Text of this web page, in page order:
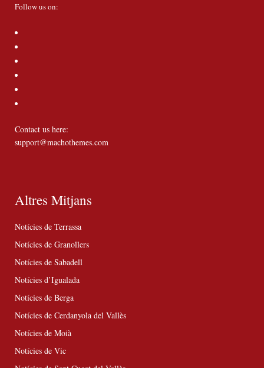
Follow us on:
Contact us here:
support@machothemes.com
Altres Mitjans
Notícies de Terrassa
Notícies de Granollers
Notícies de Sabadell
Notícies d’Igualada
Notícies de Berga
Notícies de Cerdanyola del Vallès
Notícies de Moià
Notícies de Vic